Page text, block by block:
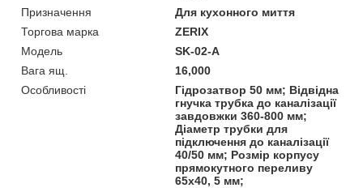
Призначення
Для кухонного миття
Торгова марка
ZERIX
Мoдель
SK-02-A
Вага ящ.
16,000
Особливості
Гідрозатвор 50 мм; Відвідна
гнучка трубка до каналізації
завдовжки 360-800 мм;
Діаметр трубки для
підключення до каналізації
40/50 мм; Розмір корпусу
прямокутного переливу
65х40, 5 мм;